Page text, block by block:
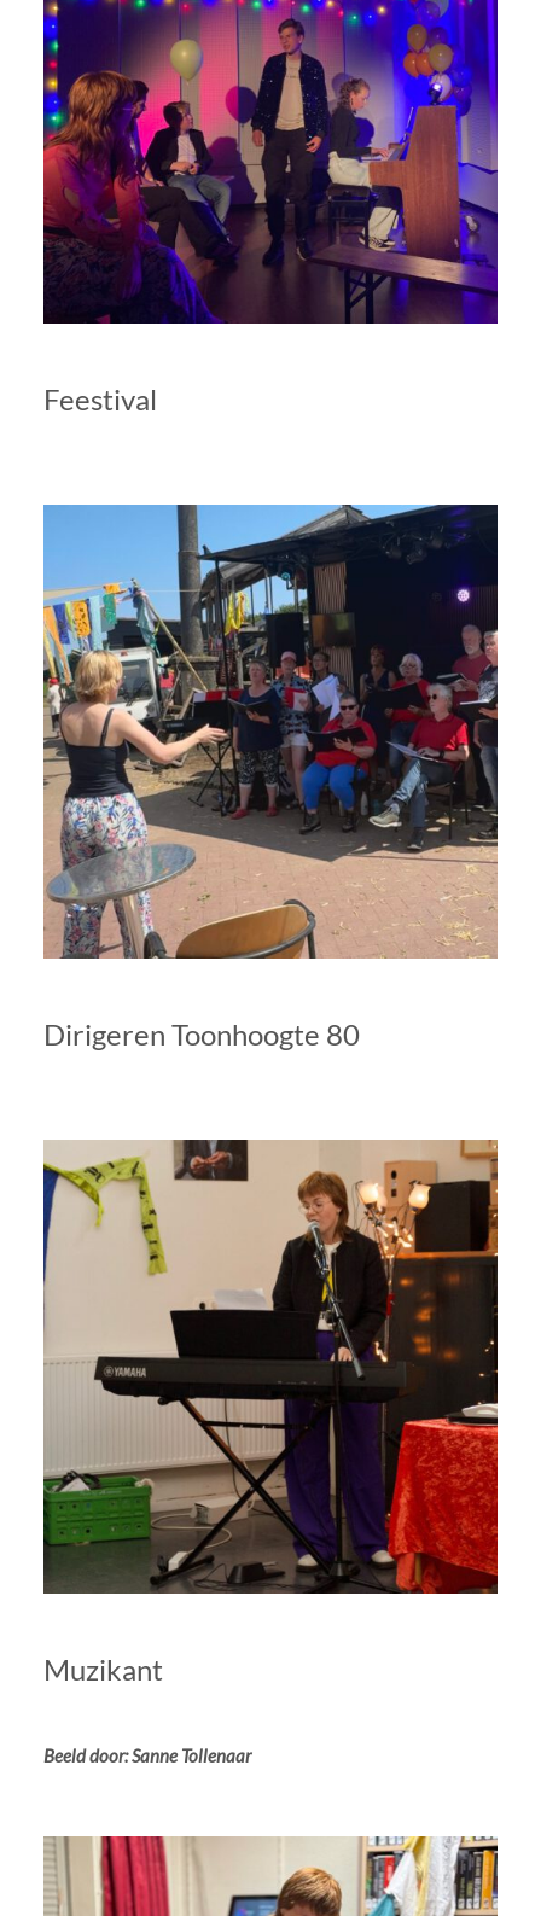
Feestival
Dirigeren Toonhoogte 80
Muzikant
Beeld door: Sanne Tollenaar